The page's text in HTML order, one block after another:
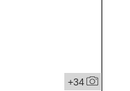
+34